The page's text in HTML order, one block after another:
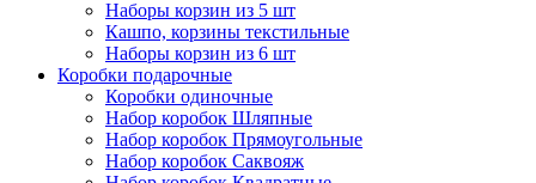
Наборы корзин из 5 шт
Кашпо, корзины текстильные
Наборы корзин из 6 шт
Коробки подарочные
Коробки одиночные
Набор коробок Шляпные
Набор коробок Прямоугольные
Набор коробок Саквояж